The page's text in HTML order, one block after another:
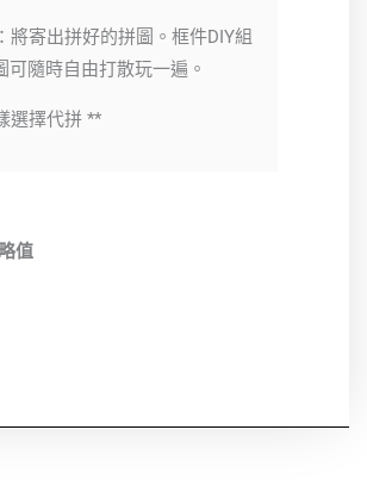
將寄出拼好的拼圖。框件DIY組
隨時自由打散玩一遍。
選擇代拼 **
值